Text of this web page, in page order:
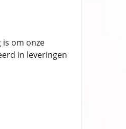
om onze
in leveringen